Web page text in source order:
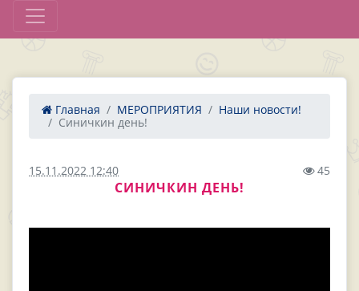
Главная МЕРОПРИЯТИЯ
Наши новости!
Синичкин день!
15.11.2022 12:40 45
СИНИЧКИН ДЕНЬ!